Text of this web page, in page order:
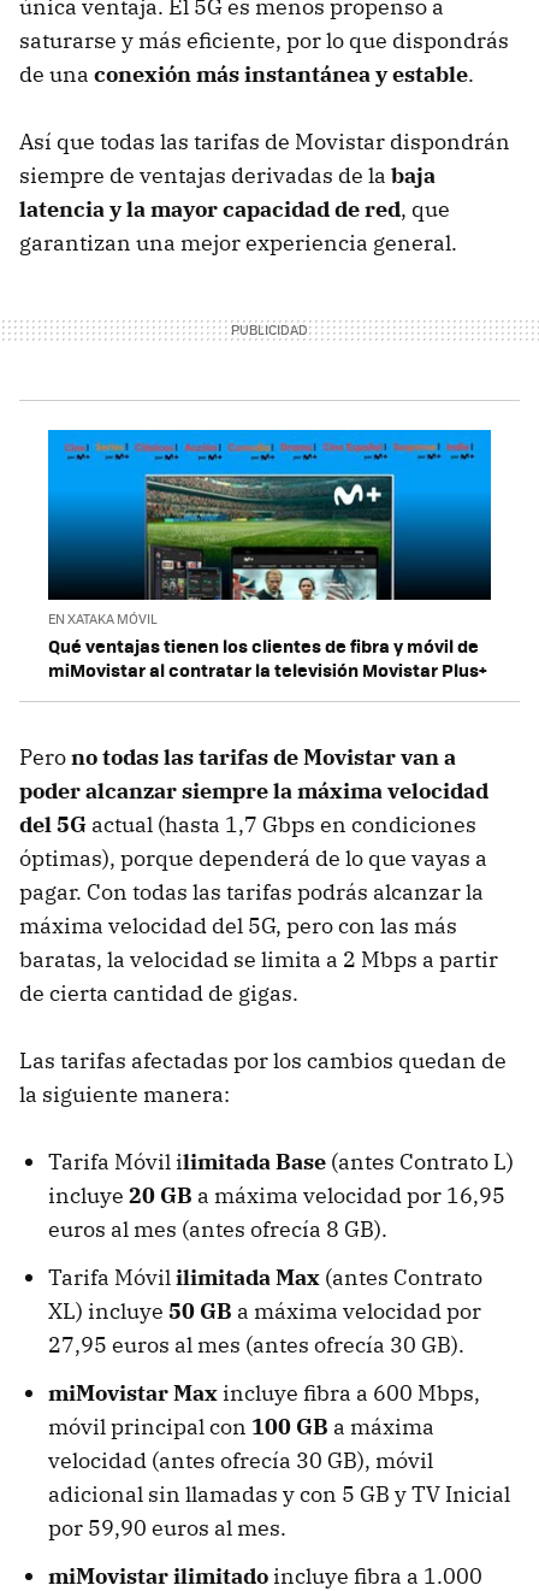
única ventaja. El 5G es menos propenso a
saturarse y más eficiente, por lo que dispondrás
de una conexión más instantánea y estable.
Así que todas las tarifas de Movistar dispondrán
siempre de ventajas derivadas de la baja
latencia y la mayor capacidad de red, que
garantizan una mejor experiencia general.
EN XATAKA MÓVIL
Qué ventajas tienen los clientes de fibra y móvil de
miMovistar al contratar la televisión Movistar Plus+
Perono todas las tarifas de Movistar van a
poder alcanzar siempre la máxima velocidad
del 5G actual (hasta 1,7 Gbps en condiciones
óptimas), porque dependerá de lo que vayas a
pagar. Con todas las tarifas podrás alcanzar la
máxima velocidad del 5G, pero con las más
baratas, la velocidad se limita a 2 Mbps a partir
de cierta cantidad de gigas.
Las tarifas afectadas por los cambios quedan de
la siguiente manera:
Tarifa Móvil ilimitada Base (antes Contrato L)
incluye 20 GB a máxima velocidad por 16,95
euros al mes (antes ofrecía 8 GB).
Tarifa Móvililimitada Max (antes Contrato
XL) incluye 50 GB a máxima velocidad por
27,95 euros al mes (antes ofrecía 30 GB).
miMovistar Max incluye fibra a 600 Mbps,
móvil principal con 100 GB a máxima
velocidad (antes ofrecía 30 GB), móvil
adicional sin llamadas y con 5 GB y TV Inicial
por 59,90 euros al mes.
miMovistar ilimitado incluye fibra a 1.000